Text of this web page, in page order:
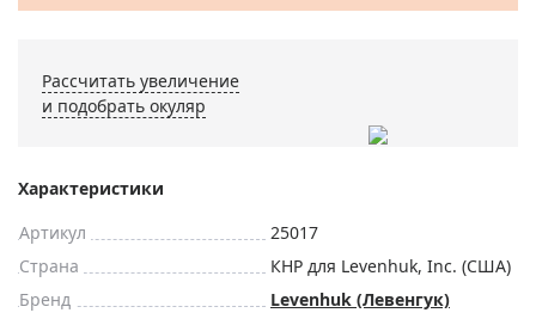
Рассчитать увеличение
и подобрать окуляр
Характеристики
Артикул
25017
Страна
КНР для Levenhuk, Inc. (США)
Бренд
Levenhuk (Левенгук)